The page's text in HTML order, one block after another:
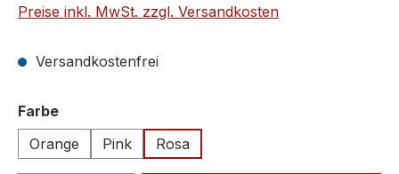
Preise inkl. MwSt. zzgl. Versandkosten
Versandkostenfrei
Farbeauswählen
Orange
Pink Rosa